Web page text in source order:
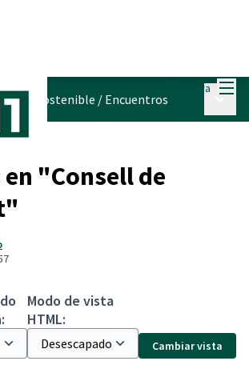
Entra
Sostenible / Encuentros
"Consell de
Modo de vista
HTML:
Cambiar vista